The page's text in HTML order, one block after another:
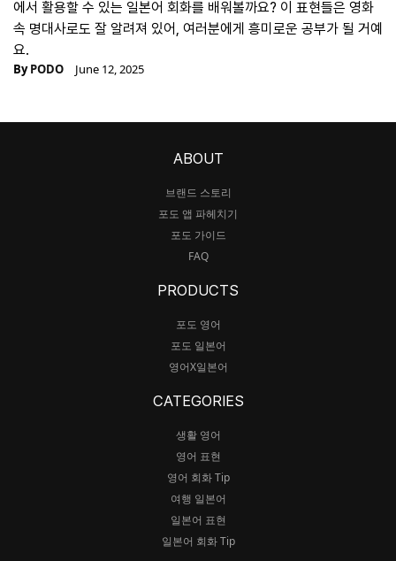
에서 활용할 수 있는 일본어 회화를 배워볼까요? 이 표현들은 영화
속 명대사로도 잘 알려져 있어, 여러분에게 흥미로운 공부가 될 거예
요.
ByPODO June 12, 2025
ABOUT
브랜드 스토리
포도 앱 파헤치기
포도 가이드
FAQ
PRODUCTS
포도 영어
포도 일본어
영어X일본어
CATEGORIES
생활 영어
영어 표현
영어 회화 Tip
여행 일본어
일본어 표현
일본어 회화 Tip